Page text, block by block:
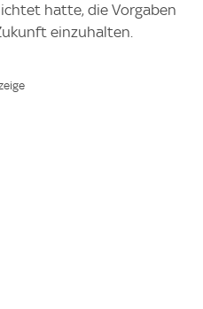
hatte, die Vorgaben
einzuhalten.